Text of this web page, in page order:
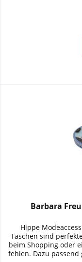
Barbara
Hippe
Taschen sind
beim Shopping oder
fehlen. Dazu